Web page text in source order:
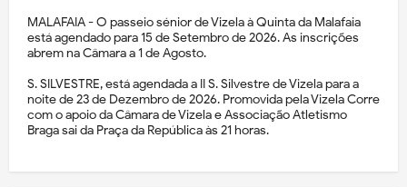
MALAFAIA - O passeio sénior de Vizela à Quinta da Malafaia
está agendado para 15 de Setembro de 2026. As inscrições
abrem na Câmara a 1 de Agosto.
S. SILVESTRE, está agendada a II S. Silvestre de Vizela para a
noite de 23 de Dezembro de 2026. Promovida pela Vizela Corre
com o apoio da Câmara de Vizela e Associação Atletismo
Braga sai da Praça da República às 21 horas.